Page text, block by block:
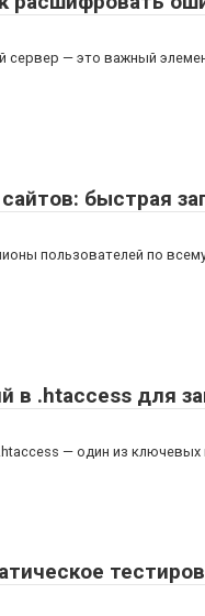
сервер — это важный
быстрая
пользователей по
в .htaccess для
— один из